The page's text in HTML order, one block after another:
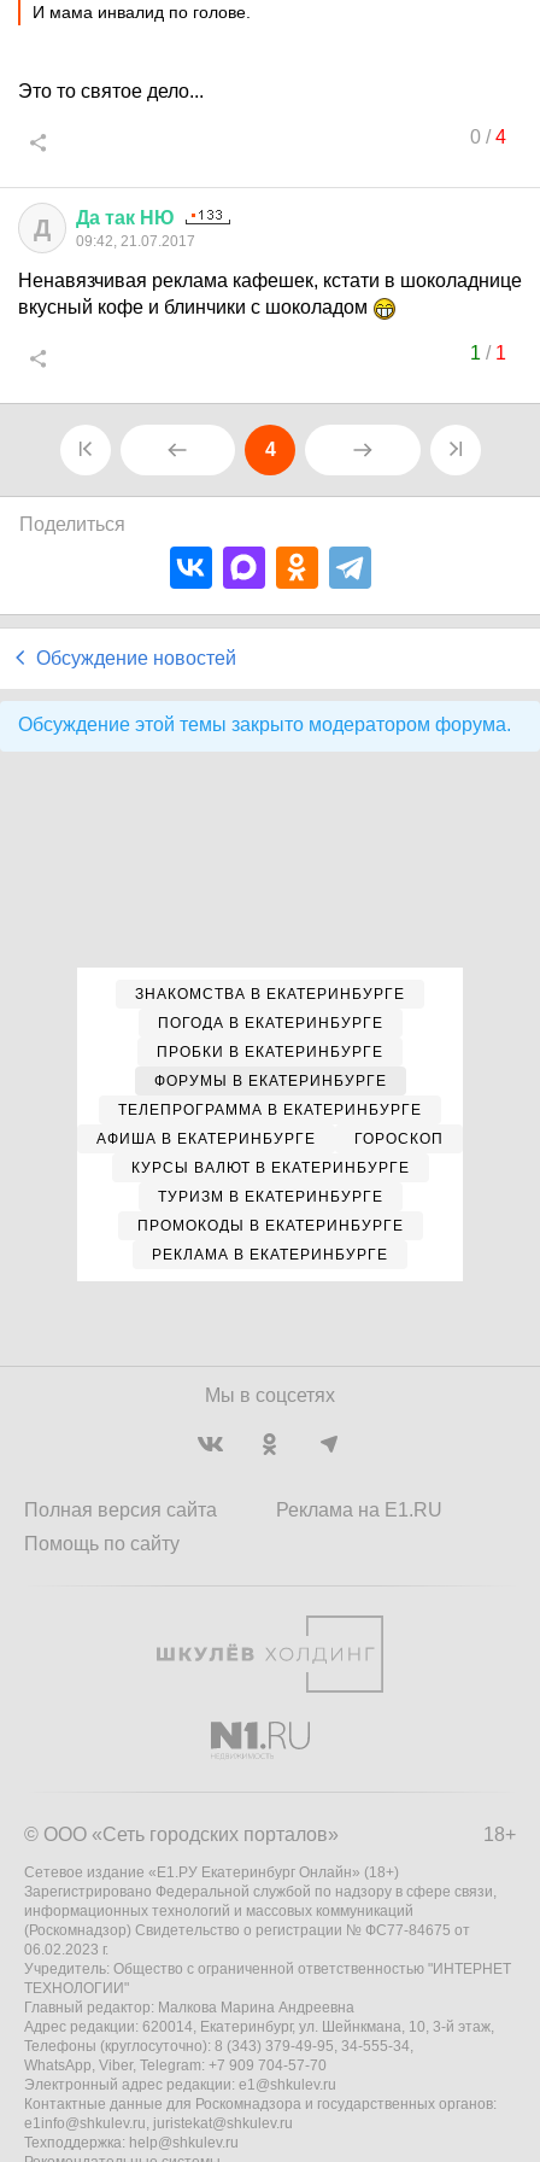
И мама инвалид по голове.
Это то святое дело...
0/4
Д Да так НЮ
09:42, 21.07.2017
Ненавязчивая реклама кафешек, кстати в шоколаднице
вкусный кофе и блинчики с шоколадом
1 / 1
4
Поделиться
Обсуждение новостей
Обсуждение этой темы закрыто модератором форума.
ЗНАКОМСТВА В ЕКАТЕРИНБУРГЕ
ПОГОДА В ЕКАТЕРИНБУРГЕ
ПРОБКИ В ЕКАТЕРИНБУРГЕ
ФОРУМЫ В ЕКАТЕРИНБУРГЕ
ТЕЛЕПРОГРАММА В ЕКАТЕРИНБУРГЕ
АФИША В ЕКАТЕРИНБУРГЕ
ГОРОСКОП
КУРСЫ ВАЛЮТ В ЕКАТЕРИНБУРГЕ
ТУРИЗМ В ЕКАТЕРИНБУРГЕ
ПРОМОКОДЫ В ЕКАТЕРИНБУРГЕ
РЕКЛАМА В ЕКАТЕРИНБУРГЕ
Мы в соцсетях
Полная версия сайта
Помощь по сайту
Реклама на E1.RU
18+
© ООО «Сеть городских порталов»
Сетевое издание «Е1.РУ Екатеринбург Онлайн» (18+)
Зарегистрировано Федеральной службой по надзору в сфере связи,
информационных технологий и массовых коммуникаций
(Роскомнадзор) Свидетельство о регистрации № ФС77-84675 от
06.02.2023 г.
Учредитель: Общество с ограниченной ответственностью "ИНТЕРНЕТ
ТЕХНОЛОГИИ"
Главный редактор: Малкова Марина Андреевна
Адрес редакции: 620014, Екатеринбург, ул. Шейнкмана, 10, 3-й этаж,
Телефоны (круглосуточно): 8 (343) 379-49-95, 34-555-34,
WhatsApp, Viber, Telegram: +7 909 704-57-70
Электронный адрес редакции: e1@shkulev.ru
Контактные данные для Роскомнадзора и государственных органов:
e1info@shkulev.ru, juristekat@shkulev.ru
Техподдержка: help@shkulev.ru